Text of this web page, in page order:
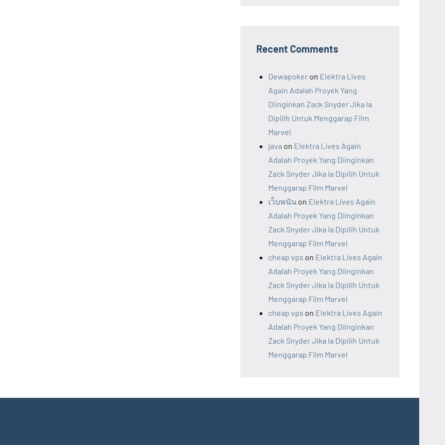
Recent Comments
Dewapoker on Elektra Lives
Again Adalah Proyek Yang
Diinginkan Zack Snyder Jika Ia
Dipilih Untuk Menggarap Film
Marvel
java on Elektra Lives Again
Adalah Proyek Yang Diinginkan
Zack Snyder Jika Ia Dipilih Untuk
Menggarap Film Marvel
เว็บพนัน on Elektra Lives Again
Adalah Proyek Yang Diinginkan
Zack Snyder Jika Ia Dipilih Untuk
Menggarap Film Marvel
cheap vps on Elektra Lives Again
Adalah Proyek Yang Diinginkan
Zack Snyder Jika Ia Dipilih Untuk
Menggarap Film Marvel
cheap vps on Elektra Lives Again
Adalah Proyek Yang Diinginkan
Zack Snyder Jika Ia Dipilih Untuk
Menggarap Film Marvel